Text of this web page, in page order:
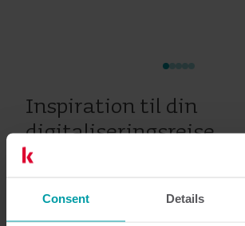
Consent Details
Inspiration til din
digitaliseringsrejse